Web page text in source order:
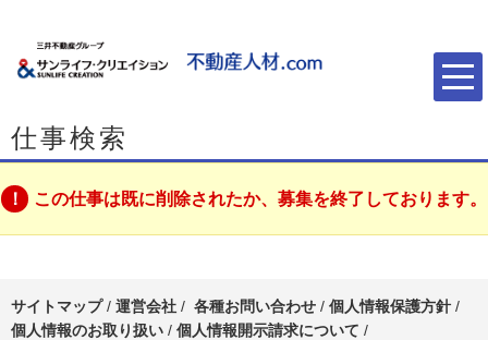
仕事検索
この仕事は既に削除されたか、募集を終了しております。
サイトマップ/ 運営会社 / 各種お問い合わせ / 個人情報保護方針 /
個人情報のお取り扱い / 個人情報開示請求について /